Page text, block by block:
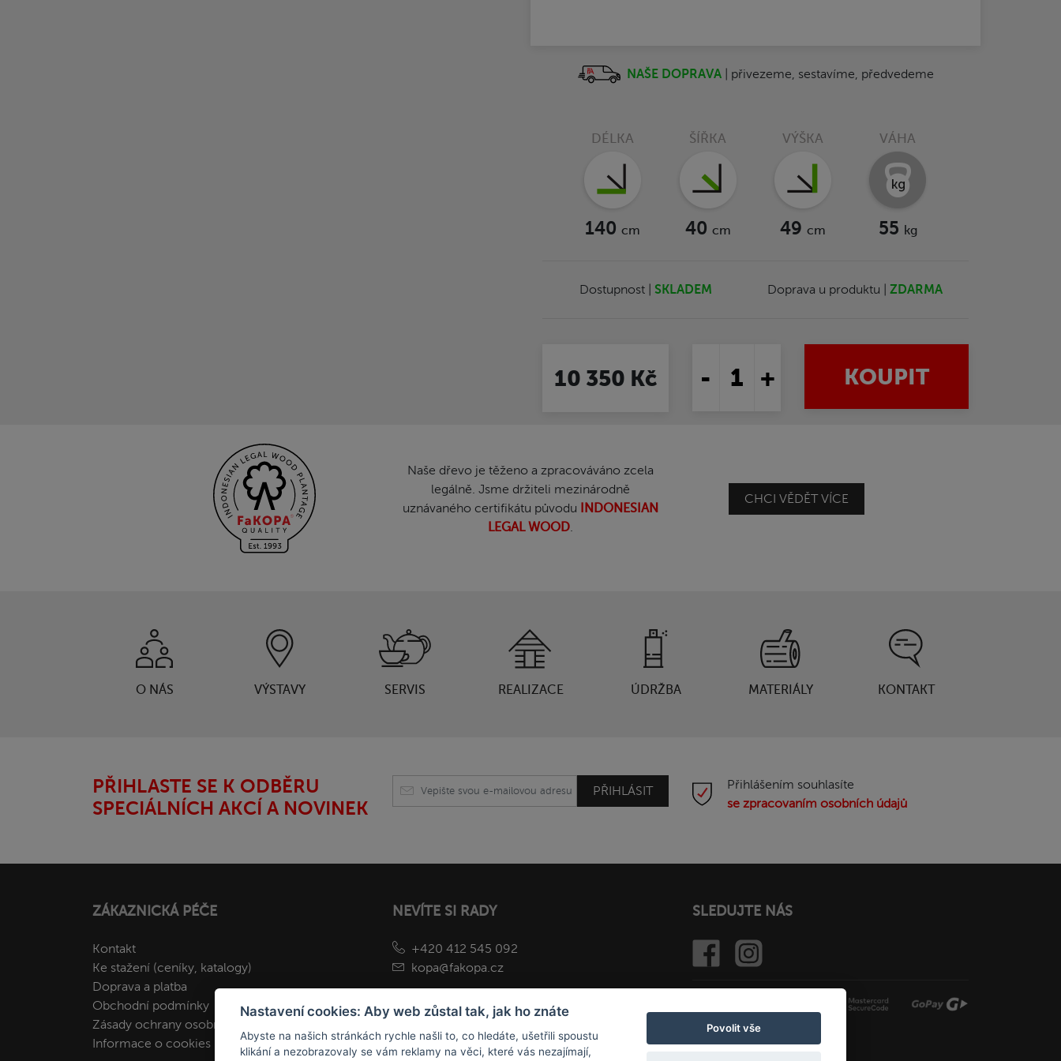
NAŠE DOPRAVA| přivezeme, sestavíme, předvedeme
DÉLKA
140cm
ŠÍŘKA
40 cm
VÝŠKA
49cm
VÁHA
55 kg
Dostupnost | SKLADEM Doprava u produktu | ZDARMA
10 350 Kč - + KOUPIT
Naše dřevo je těženo a zpracováváno zcela
legálně. Jsme držiteli mezinárodně
uznávaného certifikátu původu
INDONESIAN
LEGAL WOOD
CHCI VĚDĚT VÍCE
O NÁS VÝSTAVY SERVIS REALIZACE ÚDRŽBA MATERIÁLY KONTAKT
PŘIHLASTE SE K ODBĚRU
SPECIÁLNÍCH AKCÍ A NOVINEK
PŘIHLÁSIT
Přihlášením souhlasíte
se zpracovaním osobních údajů
ZÁKAZNICKÁ PÉČE
Kontakt
Ke stažení (ceníky, katalogy)
Doprava a platba
Obchodní podmínky
Zásady ochrany osobních údajů
Informace o cookies
NEVÍTE SI RADY
+420 412 545 092
kopa@fakopa.cz
SLEDUJTE NÁS
Nastavení cookies: Aby web zůstal tak, jak ho znáte
Abyste na našich stránkách rychle našli to, co hledáte, ušetřili spoustu
klikání a nezobrazovaly se vám reklamy na věci, které vás nezajímají,
Povolit vše